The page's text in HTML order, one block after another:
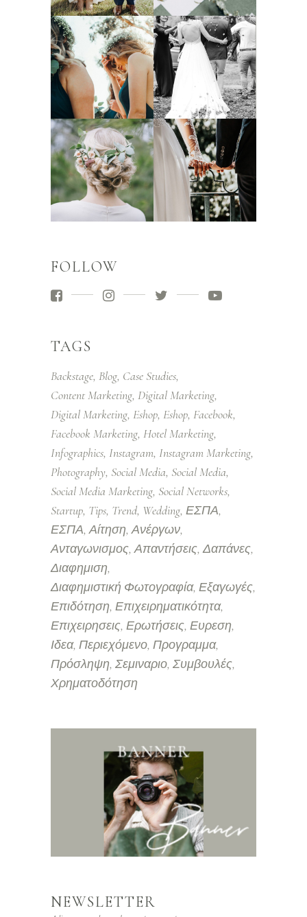
FOLLOW
TAGS
Backstage Blog Case Studies
Content Marketing Digital Marketing
Digital Marketing Eshop Eshop Facebook
Facebook Marketing Hotel Marketing
Infographics Instagram Instagram Marketing
Photography Social Media Social Media
Social Media Marketing Social Networks
Startup Tips Trend Wedding ΕΣΠΑ
ΕΣΠΑ Αίτηση Ανέργων
Ανταγωνισμος Απαντήσεις Δαπάνες
Διαφημιση
Διαφημιστική Φωτογραφία Εξαγωγές
Επιδότηση Επιχειρηματικότητα
Επιχειρησεις Ερωτήσεις Ευρεση
Ιδεα Περιεχόμενο Προγραμμα
Πρόσληψη Σεμιναριο Συμβουλές
Χρηματοδότηση
NEWSLETTER